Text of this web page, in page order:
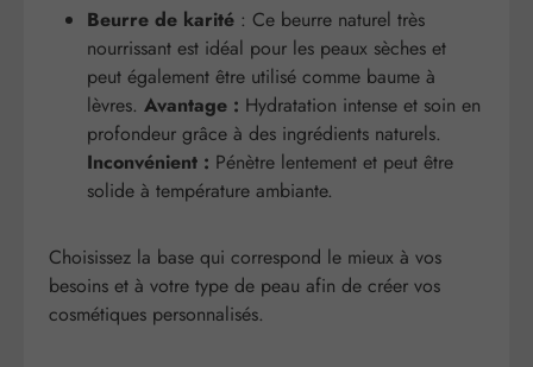
Beurre de karité : Ce beurre naturel très
nourrissant est idéal pour les peaux sèches et
peut également être utilisé comme baume à
lèvres. Avantage : Hydratation intense et soin en
profondeur grâce à des ingrédients naturels.
Inconvénient : Pénètre lentement et peut être
solide à température ambiante.
Choisissez la base qui correspond le mieux à vos
besoins et à votre type de peau afin de créer vos
cosmétiques personnalisés.